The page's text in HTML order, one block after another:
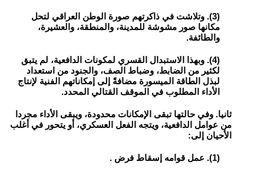
(3). وتلاشت في ذاكرتهم صورة الوطن العراقي لتحل
مكانها صور مشوشة للمدينة، والمنطقة، والعشيرة،
والطائفة.
(4). وبهذا الاستبدال القسري لمكونات الدافعية، لم يتبق
لكثير من الضابط، وضباط الصف، والجنود من استعداد
لبذل الطاقة الميسورة مضافةً إلى إمكاناتهم الفنية لإنتاج
الأداء المطلوب في الموقف القتالي المحدد.
ثانيا. وفي حالتها تبقى الإمكانات محدودة، ويبقى الأداء مجردا
من عوامل الدافعية، ويتجه الفعل العسكري، أو يتحور في أغلب
الأحيان إلى:
(1). عمل قوامه إسقاط فرض .